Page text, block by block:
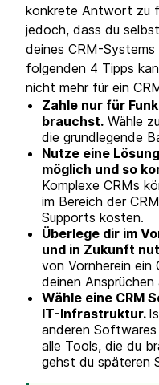
konkrete Antwort zu
jedoch, dass du
deines CRM-
folgenden 4 Tipps
nicht mehr für ein
Zahle nur für
brauchst. Wähle
die grundlegende
Nutze eine
möglich und so
Komplexe CRMs
im Bereich der
Supports kosten.
Überlege dir im
und in Zukunft
von Vornherein ein
deinen
Wähle eine CRM
IT-Infrastruktur.
anderen
alle Tools, die du
gehst du späteren